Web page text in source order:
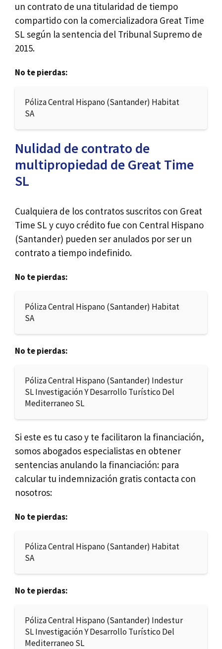
un contrato de una titularidad de tiempo
compartido con la comercializadora Great Time
SL según la sentencia del Tribunal Supremo de
2015.
No te pierdas:
Póliza Central Hispano (Santander) Habitat
SA
Nulidad de contrato de
multipropiedad de Great Time
SL
Cualquiera de los contratos suscritos con Great
Time SL y cuyo crédito fue con Central Hispano
(Santander) pueden ser anulados por ser un
contrato a tiempo indefinido.
No te pierdas:
Póliza Central Hispano (Santander) Habitat
SA
No te pierdas:
Póliza Central Hispano (Santander) Indestur
SL Investigación Y Desarrollo Turístico Del
Mediterraneo SL
Si este es tu caso y te facilitaron la financiación,
somos abogados especialistas en obtener
sentencias anulando la financiación: para
calcular tu indemnización gratis contacta con
nosotros:
No te pierdas:
Póliza Central Hispano (Santander) Habitat
SA
No te pierdas:
Póliza Central Hispano (Santander) Indestur
SL Investigación Y Desarrollo Turístico Del
Mediterraneo SL